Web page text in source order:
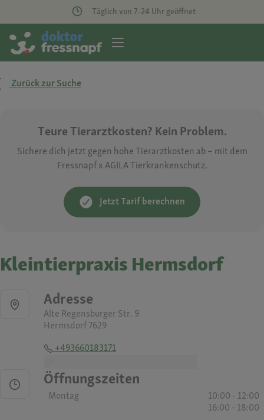
Täglich von 7-24 Uhr geöffnet
Zurück zur Suche
Teure Tierarztkosten? Kein Problem.
Sichere dich jetzt gegen hohe Tierarztkosten ab – mit dem
Fressnapf x AGILA Tierkrankenschutz.
Jetzt Tarif berechnen
Kleintierpraxis Hermsdorf
Adresse
Alte Regensburger Str. 9
Hermsdorf 7629
+493660183171
Öffnungszeiten
Montag
10:00 - 12:00
16:00 - 18:00